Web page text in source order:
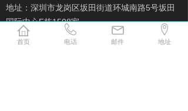
地址：深圳市龙岗区坂田街道环城南路5号坂田
国际中心F栋1508室
首页 电话 邮件 地址